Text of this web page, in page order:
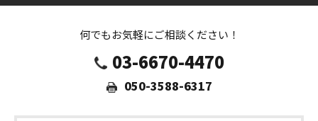
何でもお気軽にご相談ください！
03-6670-4470
050-3588-6317